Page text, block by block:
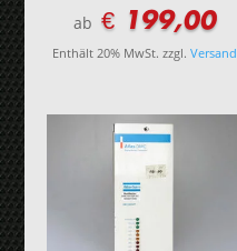
ab € 199,00
Enthält 20% MwSt. zzgl. Versand